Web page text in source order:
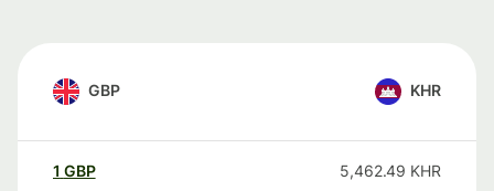
GBP KHR
1 GBP 5,462.49 KHR